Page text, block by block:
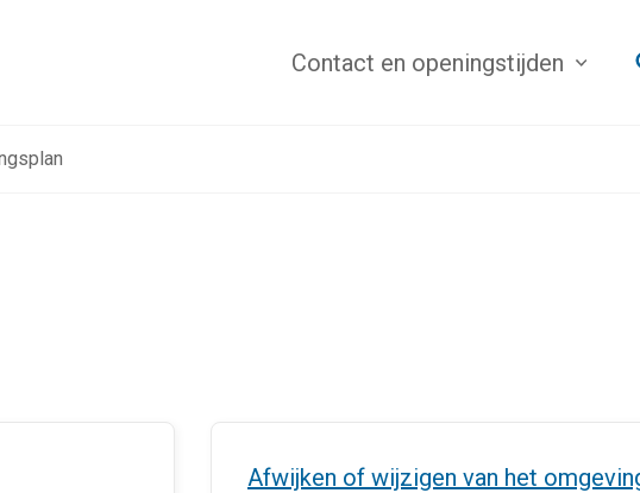
Contact en openingstijden
Afwijken of wijzigen van het